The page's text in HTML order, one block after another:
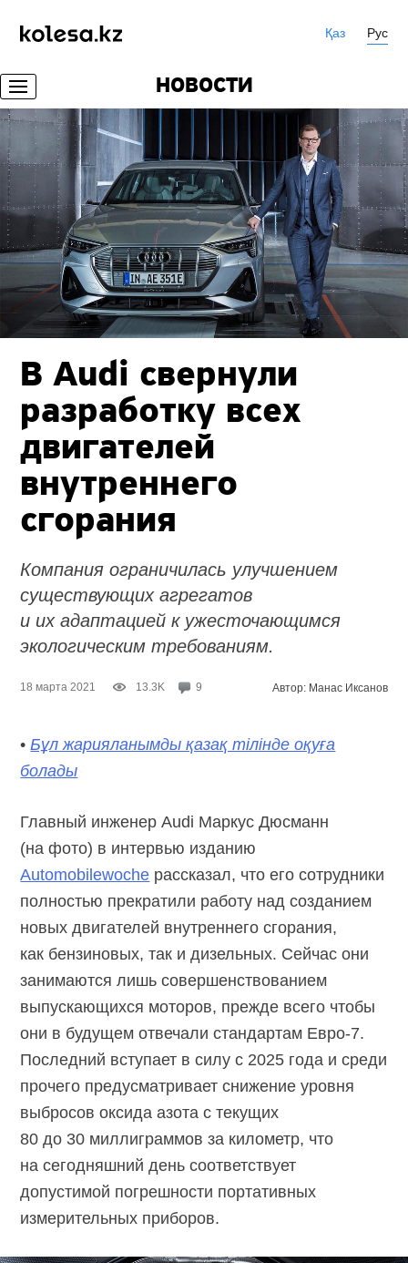
Қаз Рус
НОВОСТИ
В Audi свернули
разработку всех
двигателей
внутреннего
сгорания
Компания ограничилась улучшением
существующих агрегатов
и их адаптацией к ужесточающимся
экологическим требованиям.
18 марта 2021 13.3K 9 Автор: Манас Иксанов
•Бұл жарияланымды қазақ тілінде оқуға
болады
Главный инженер Audi Маркус Дюсманн
(на фото) в интервью изданию
Automobilewoche рассказал, что его сотрудники
полностью прекратили работу над созданием
новых двигателей внутреннего сгорания,
как бензиновых, так и дизельных. Сейчас они
занимаются лишь совершенствованием
выпускающихся моторов, прежде всего чтобы
они в будущем отвечали стандартам Евро-7.
Последний вступает в силу с 2025 года и среди
прочего предусматривает снижение уровня
выбросов оксида азота с текущих
80 до 30 миллиграммов за километр, что
на сегодняшний день соответствует
допустимой погрешности портативных
измерительных приборов.